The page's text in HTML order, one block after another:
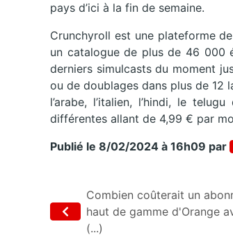
pays d’ici à la fin de semaine.
Crunchyroll est une plateforme
un catalogue de plus de 46 000
derniers simulcasts du moment
ou de doublages dans plus de 12
l’arabe, l’italien, l’hindi, le
différentes allant de 4,99 € par
Publié le 8/02/2024 à 16h09 par
Combien coûterait un
haut de gamme d'Orange
(...)